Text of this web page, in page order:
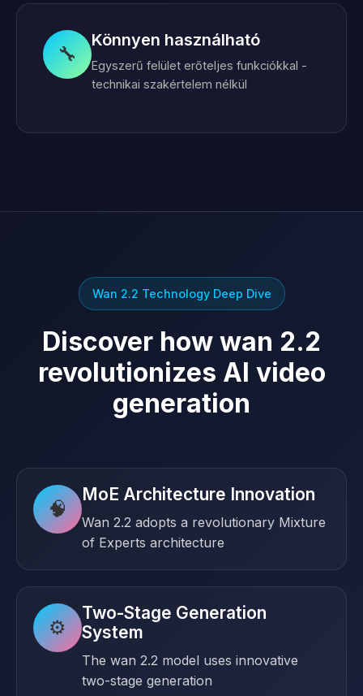
🔧
Könnyen használható
Egyszerű felület erőteljes funkciókkal -
technikai szakértelem nélkül
Wan 2.2 Technology Deep Dive
Discover how wan 2.2
revolutionizes AI video
generation
🧠
MoE Architecture Innovation
Wan 2.2 adopts a revolutionary Mixture
of Experts architecture
⚙️
Two-Stage Generation
System
The wan 2.2 model uses innovative
two-stage generation